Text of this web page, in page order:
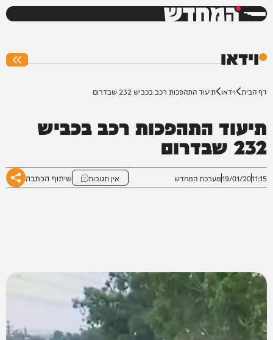
המחדש
וידאו
דף הבית וידאו תיעוד התהפכות רכב בכביש 232 שבדרום
תיעוד התהפכות רכב בכביש
232 שבדרום
11:15
19/01/20מערכת המחדש אין תגובות שיתוף הכתבה